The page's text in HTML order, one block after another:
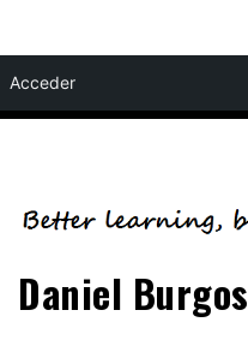
Acceder
to
content
Daniel Burgos